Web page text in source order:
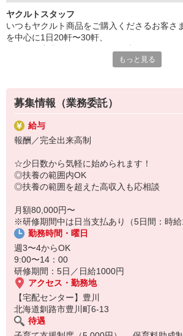
◆急なお休みにもスタッフ同士で快くフォロ
など、働くママの多いヤクルトならではの
仕事×育児のお悩みをスッキリ解決に導きま
ヤクルトスタッフ
いつもヤクルト商品をご購入くださるお客さ
を中心に1日20軒〜30軒、
商品を通じてお客さまとふれあう楽しさ、健
す！
〜ヤクルトスタッフの1日〜
2児の母として仕事と家庭の両立をしているH
実際のワークスタイルを、一例としてご紹介
8:20 宅配センターに到着、お届けの準備
8:30 朝礼が終わったら出発
13:00 お届け修了、翌日準備、集計作業
☆ココがPoint☆
・保育料補助制度があります！
・家事・夕食の支度なども余裕をもってでき
もっと見る
募集情報（業務委託）
給与
報酬／完全出来高制
☆少日数から気軽に始められます！
◎扶養の範囲内OK
◎扶養の範囲を超えた高収入も応相談
月額80,000円〜
※研修期間中は日当支払あり（5日間：時給
勤務時間・曜日
週3〜4からOK
9:00〜14：00
研修期間：5日／日給1000円
アクセス・勤務地
【宅配センター】豊川
北海道釧路市豊川町6-13
待遇